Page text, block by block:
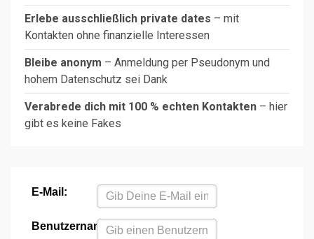
Erlebe ausschließlich private dates – mit
Kontakten ohne finanzielle Interessen
Bleibe anonym – Anmeldung per Pseudonym und
hohem Datenschutz sei Dank
Verabrede dich mit 100 % echten Kontakten – hier
gibt es keine Fakes